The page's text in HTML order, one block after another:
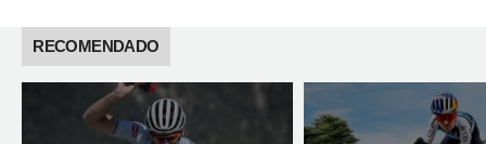
RECOMENDADO